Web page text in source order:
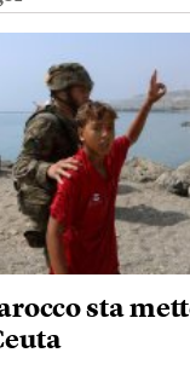
sta